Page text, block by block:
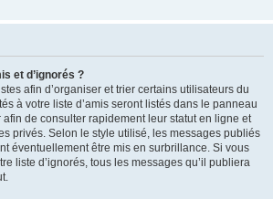
et d’ignorés ?
afin d’organiser et trier certains utilisateurs du
à votre liste d’amis seront listés dans le panneau
afin de consulter rapidement leur statut en ligne et
privés. Selon le style utilisé, les messages publiés
éventuellement être mis en surbrillance. Si vous
liste d’ignorés, tous les messages qu’il publiera